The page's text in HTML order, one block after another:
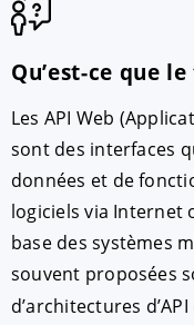
Qu’est-ce que
Les API Web
sont des interfaces
données et de
logiciels via Internet
base des systèmes
souvent proposées
d’architectures